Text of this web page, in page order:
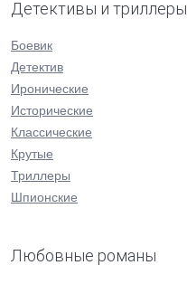
Детективы и триллеры
Боевик
Детектив
Иронические
Исторические
Классические
Крутые
Триллеры
Шпионские
Любовные романы